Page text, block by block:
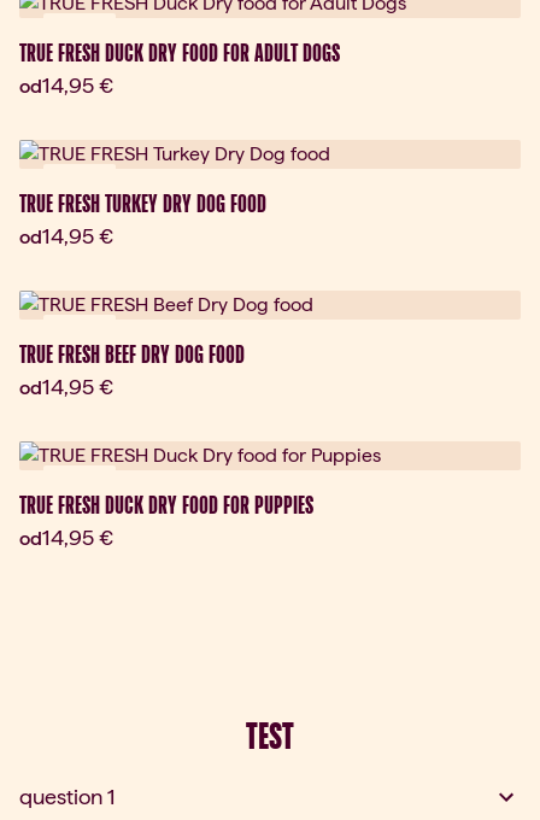
TRUE FRESH DUCK DRY FOOD FOR ADULT DOGS
odAktuálna cena:
14,95 €
TRUE FRESH TURKEY DRY DOG FOOD
odAktuálna cena:
14,95 €
TRUE FRESH BEEF DRY DOG FOOD
odAktuálna cena:
14,95 €
TRUE FRESH DUCK DRY FOOD FOR PUPPIES
odAktuálna cena:
14,95 €
TEST
question 1